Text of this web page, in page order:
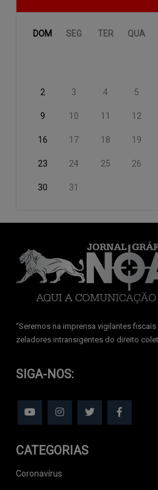
DOM SEG TER QUA
2 3 4 5
9 10 11 12
16 17 18 19
23 24 25 26
30 31
‘‘Seremos na imprensa vigilantes
zeladores intransigentes do direito
SIGA-NOS:
CATEGORIAS
Coronavírus